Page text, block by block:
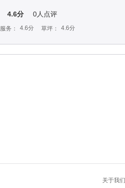
4.6分 0人点评
服务： 4.6分 草坪： 4.6分
关于我们